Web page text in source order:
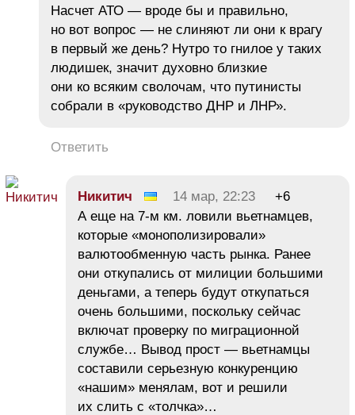
Насчет АТО — вроде бы и правильно,
но вот вопрос — не слиняют ли они к врагу
в первый же день? Нутро то гнилое у таких
людишек, значит духовно близкие
они ко всяким сволочам, что путинисты
собрали в «руководство ДНР и ЛНР».
Ответить
Никитич 14 мар, 22:23
+6
А еще на 7-м км. ловили вьетнамцев,
которые «монополизировали»
валютообменную часть рынка. Ранее
они откупались от милиции большими
деньгами, а теперь будут откупаться
очень большими, поскольку сейчас
включат проверку по миграционной
службе… Вывод прост — вьетнамцы
составили серьезную конкуренцию
«нашим» менялам, вот и решили
их слить с «толчка»…